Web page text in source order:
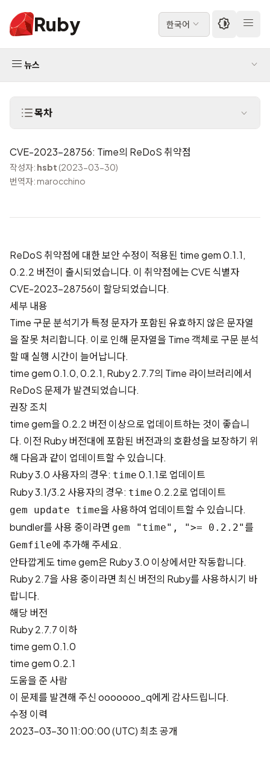
Ruby 한국어
뉴스
목차
CVE-2023-28756: Time의 ReDoS 취약점
작성자: hsbt (2023-03-30)
번역자: marocchino
ReDoS 취약점에 대한 보안 수정이 적용된 time gem 0.1.1,
0.2.2 버전이 출시되었습니다. 이 취약점에는 CVE 식별자
CVE-2023-28756이 할당되었습니다.
세부 내용
Time 구문 분석기가 특정 문자가 포함된 유효하지 않은 문자열
을 잘못 처리합니다. 이로 인해 문자열을 Time 객체로 구문 분석
할 때 실행 시간이 늘어납니다.
time gem 0.1.0, 0.2.1, Ruby 2.7.7의 Time 라이브러리에서
ReDoS 문제가 발견되었습니다.
권장 조치
time gem을 0.2.2 버전 이상으로 업데이트하는 것이 좋습니
다. 이전 Ruby 버전대에 포함된 버전과의 호환성을 보장하기 위
해 다음과 같이 업데이트할 수 있습니다.
Ruby 3.0 사용자의 경우: time 0.1.1로 업데이트
Ruby 3.1/3.2 사용자의 경우: time 0.2.2로 업데이트
gem update time을 사용하여 업데이트할 수 있습니다.
bundler를 사용 중이라면 gem "time", ">= 0.2.2"를
Gemfile에 추가해 주세요.
안타깝게도 time gem은 Ruby 3.0 이상에서만 작동합니다.
Ruby 2.7을 사용 중이라면 최신 버전의 Ruby를 사용하시기 바
랍니다.
해당 버전
Ruby 2.7.7 이하
time gem 0.1.0
time gem 0.2.1
도움을 준 사람
이 문제를 발견해 주신 ooooooo_q에게 감사드립니다.
수정 이력
2023-03-30 11:00:00 (UTC) 최초 공개